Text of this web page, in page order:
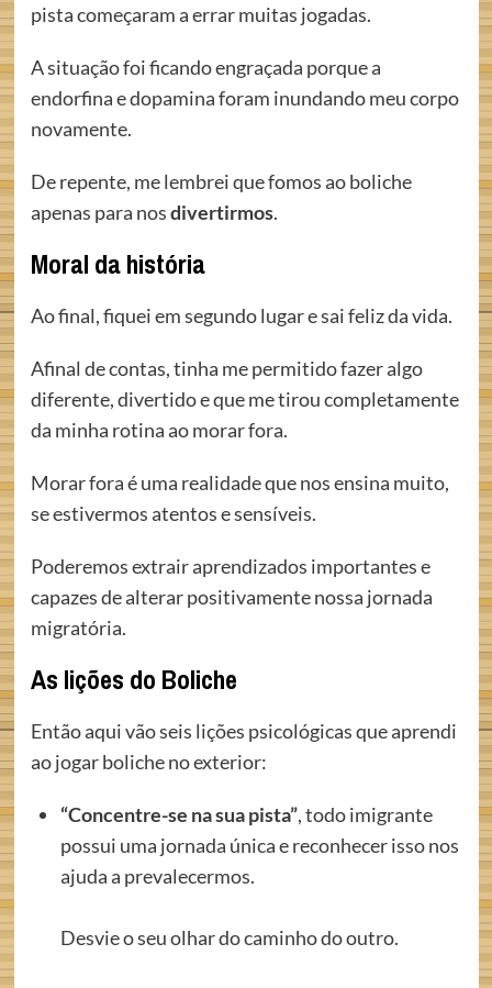
pista começaram a errar muitas jogadas.
A situação foi ficando engraçada porque a
endorfina e dopamina foram inundando meu corpo
novamente.
De repente, me lembrei que fomos ao boliche
apenas para nosdivertirmos.
Moral da história
Ao final, fiquei em segundo lugar e sai feliz da vida.
Afinal de contas, tinha me permitido fazer algo
diferente, divertido e que me tirou completamente
da minha rotina ao morar fora.
Morar fora é uma realidade que nos ensina muito,
se estivermos atentos e sensíveis.
Poderemos extrair aprendizados importantes e
capazes de alterar positivamente nossa jornada
migratória.
As lições do Boliche
Então aqui vão seis lições psicológicas que aprendi
ao jogar boliche no exterior:
“Concentre-se na sua pista”, todo imigrante
possui uma jornada única e reconhecer isso nos
ajuda a prevalecermos.
Desvie o seu olhar do caminho do outro.